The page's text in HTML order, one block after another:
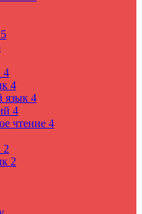
4
4
язык 4
4
чтение 4
2
2